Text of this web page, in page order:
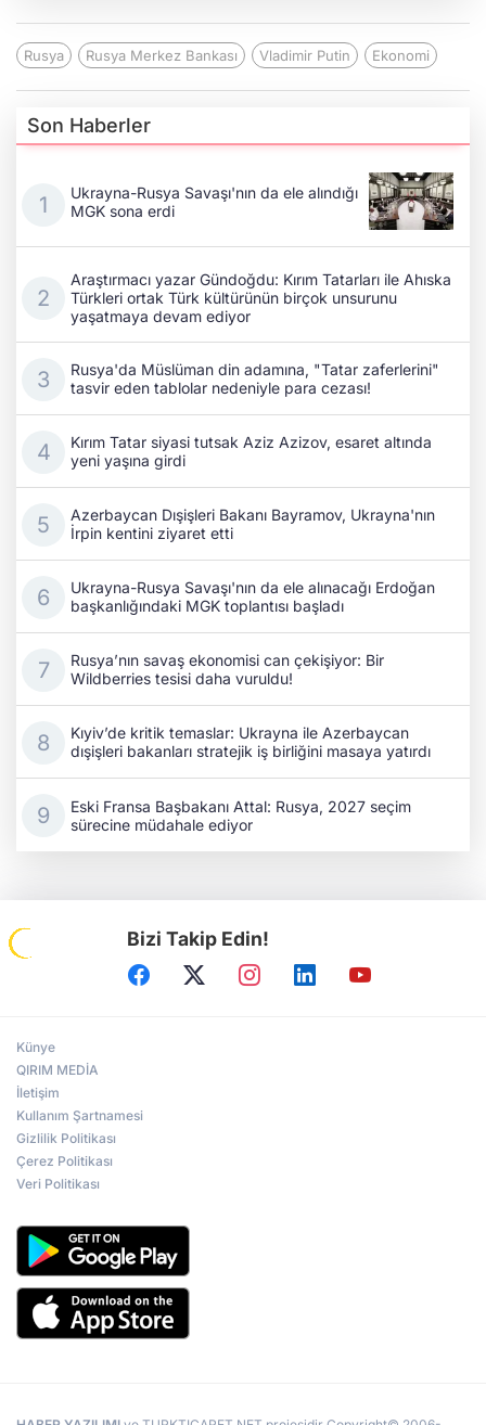
Rusya Rusya Merkez Bankası Vladimir Putin Ekonomi
Son Haberler
Ukrayna-Rusya Savaşı'nın da ele alındığı
MGK sona erdi
Araştırmacı yazar Gündoğdu: Kırım Tatarları ile Ahıska
Türkleri ortak Türk kültürünün birçok unsurunu
yaşatmaya devam ediyor
Rusya'da Müslüman din adamına, "Tatar zaferlerini"
tasvir eden tablolar nedeniyle para cezası!
Kırım Tatar siyasi tutsak Aziz Azizov, esaret altında
yeni yaşına girdi
Azerbaycan Dışişleri Bakanı Bayramov, Ukrayna'nın
İrpin kentini ziyaret etti
Ukrayna-Rusya Savaşı'nın da ele alınacağı Erdoğan
başkanlığındaki MGK toplantısı başladı
Rusya’nın savaş ekonomisi can çekişiyor: Bir
Wildberries tesisi daha vuruldu!
Kıyiv’de kritik temaslar: Ukrayna ile Azerbaycan
dışişleri bakanları stratejik iş birliğini masaya yatırdı
Eski Fransa Başbakanı Attal: Rusya, 2027 seçim
sürecine müdahale ediyor
Bizi Takip Edin!
Künye
QIRIM MEDİA
İletişim
Kullanım Şartnamesi
Gizlilik Politikası
Çerez Politikası
Veri Politikası